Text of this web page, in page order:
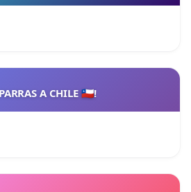
A CHILE 🇨🇱!